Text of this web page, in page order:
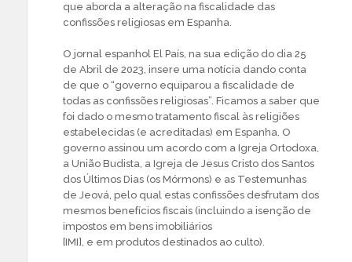
que aborda a alteração na fiscalidade das
confissões religiosas em Espanha.
O jornal espanhol El País, na sua edição do dia 25
de Abril de 2023, insere uma notícia dando conta
de que o “governo equiparou a fiscalidade de
todas as confissões religiosas”. Ficamos a saber que
foi dado o mesmo tratamento fiscal às religiões
estabelecidas (e acreditadas) em Espanha. O
governo assinou um acordo com a Igreja Ortodoxa,
a União Budista, a Igreja de Jesus Cristo dos Santos
dos Últimos Dias (os Mórmons) e as Testemunhas
de Jeová, pelo qual estas confissões desfrutam dos
mesmos benefícios fiscais (incluindo a isenção de
impostos em bens imobiliários
[IMI], e em produtos destinados ao culto).